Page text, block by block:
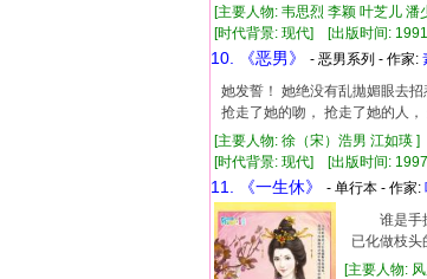
[主要人物: 韦思烈 李颖 叶芝儿
[时代背景: 现代] [出版时间:
10. 《恶男》 - 恶男系列 - 作家:
她发誓！ 她绝没有乱拋媚眼去
抢走了她的吻， 抢走了她的人
[主要人物: 徐（宋）浩男 江如
[时代背景: 现代] [出版时间:
11. 《一生休》 - 单行本 - 作家:
谁是手
已化做枝
[主要人物: